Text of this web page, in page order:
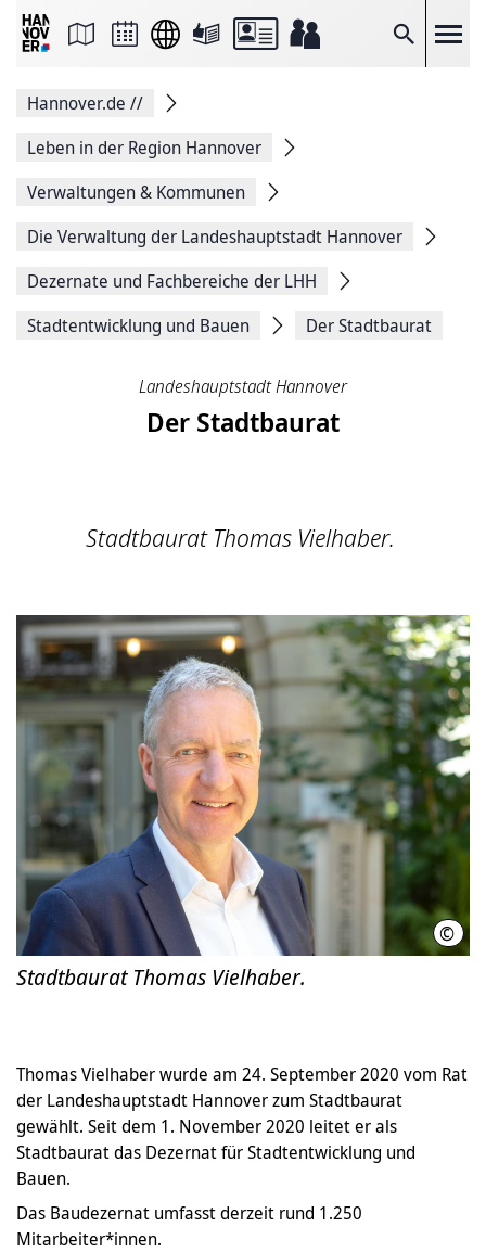
Suche
Seite
Facebook
teilen
Seitenlink
Seite
Hannover.de //
Leben in der Region Hannover
Verwaltungen & Kommunen
Die Verwaltung der Landeshauptstadt Hannover
Dezernate und Fachbereiche der LHH
Stadtentwicklung und Bauen
Der Stadtbaurat
Landeshauptstadt Hannover
Der Stadtbaurat
Stadtbaurat Thomas Vielhaber.
©
Stadtbaurat Thomas Vielhaber.
Thomas Vielhaber wurde am 24. September 2020 vom Rat
der Landeshauptstadt Hannover zum Stadtbaurat
gewählt. Seit dem 1. November 2020 leitet er als
Stadtbaurat das Dezernat für Stadtentwicklung und
Bauen.
Das Baudezernat umfasst derzeit rund 1.250
Mitarbeiter*innen.